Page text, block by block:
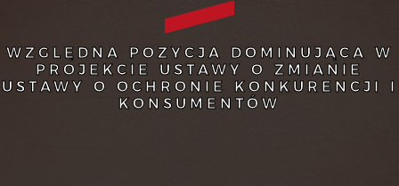
WZGLĘDNA POZYCJA DOMINUJĄCA W
PROJEKCIE USTAWY O ZMIANIE
USTAWY O OCHRONIE KONKURENCJI I
KONSUMENTÓW